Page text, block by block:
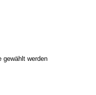
gewählt werden